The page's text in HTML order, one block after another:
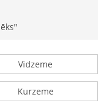
Vidzeme
Kurzeme